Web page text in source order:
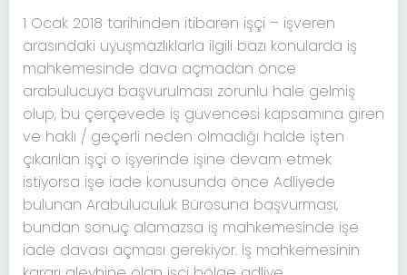
1 Ocak 2018 tarihinden itibaren işçi – işveren
arasındaki uyuşmazlıklarla ilgili bazı konularda iş
mahkemesinde dava açmadan önce
arabulucuya başvurulması zorunlu hale gelmiş
olup, bu çerçevede iş güvencesi kapsamına giren
ve haklı / geçerli neden olmadığı halde işten
çıkarılan işçi o işyerinde işine devam etmek
istiyorsa işe iade konusunda önce Adliyede
bulunan Arabuluculuk Bürosuna başvurması,
bundan sonuç alamazsa iş mahkemesinde işe
iade davası açması gerekiyor. İş mahkemesinin